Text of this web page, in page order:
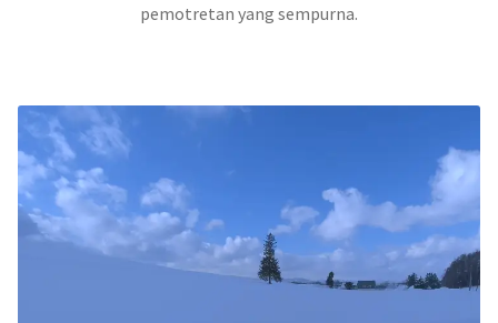
pemotretan yang sempurna.